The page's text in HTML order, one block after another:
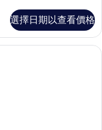
選擇日期以查看價格
單、高級寢具、迷你吧、客